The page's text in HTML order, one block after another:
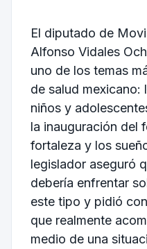
El diputado de
Alfonso Vidales
uno de los temas
de salud mexicano:
niños y
la inauguración del
fortaleza y los
legislador aseguró
debería enfrentar
este tipo y pidió
que realmente
medio de una